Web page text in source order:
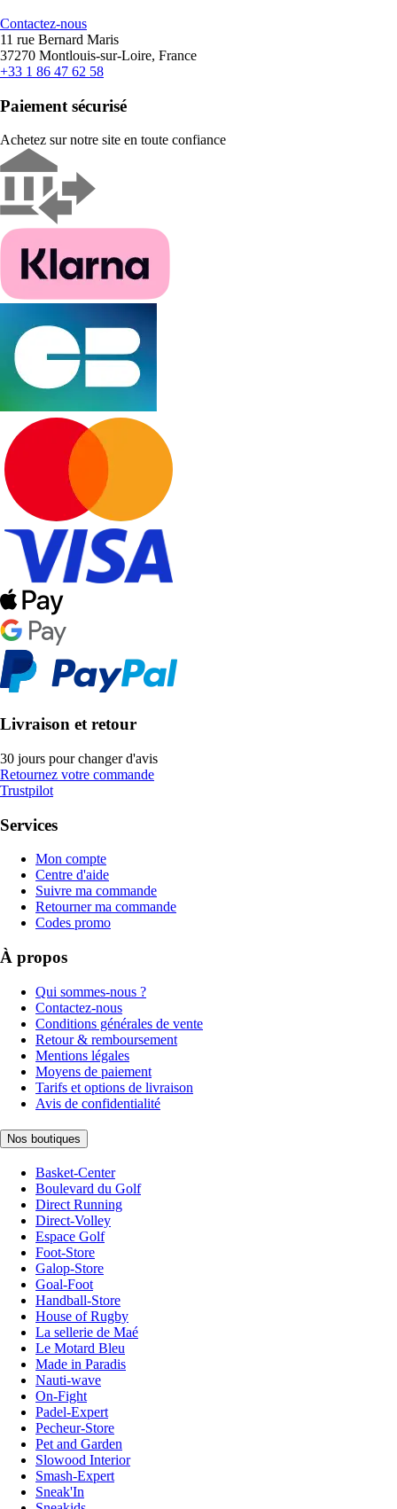
Contactez-nous
11 rue Bernard Maris
37270 Montlouis-sur-Loire, France
+33 1 86 47 62 58
Paiement sécurisé
Achetez sur notre site en toute confiance
Livraison et retour
30 jours pour changer d'avis
Retournez votre commande
Trustpilot
Services
Mon compte
Centre d'aide
Suivre ma commande
Retourner ma commande
Codes promo
À propos
Qui sommes-nous ?
Contactez-nous
Conditions générales de vente
Retour & remboursement
Mentions légales
Moyens de paiement
Tarifs et options de livraison
Avis de confidentialité
Nos boutiques
Basket-Center
Boulevard du Golf
Direct Running
Direct-Volley
Espace Golf
Foot-Store
Galop-Store
Goal-Foot
Handball-Store
House of Rugby
La sellerie de Maé
Le Motard Bleu
Made in Paradis
Nauti-wave
On-Fight
Padel-Expert
Pecheur-Store
Pet and Garden
Slowood Interior
Smash-Expert
Sneak'In